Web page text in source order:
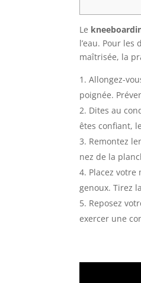
Le
l’eau. Pour
maîtrisée, la
Allongez-
poignée.
Dites au
êtes confiant,
Remontez
nez de la
Placez
genoux. Tirez
Reposez
exercer une